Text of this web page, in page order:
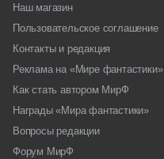
Наш магазин
Пользовательское соглашение
Контакты и редакция
Реклама на «Мире фантастики»
Как стать автором МирФ
Награды «Мира фантастики»
Вопросы редакции
Форум МирФ